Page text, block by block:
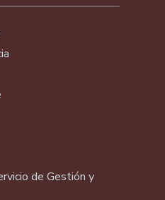
de Gestión y